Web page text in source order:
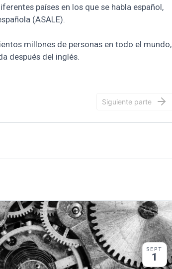
países en los que se habla español,
(ASALE).
millones de personas en todo el mundo,
después del inglés.
Siguiente parte
SEPT
1